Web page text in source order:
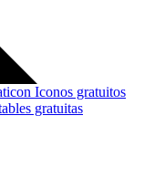
Iconos gratuitos
gratuitas